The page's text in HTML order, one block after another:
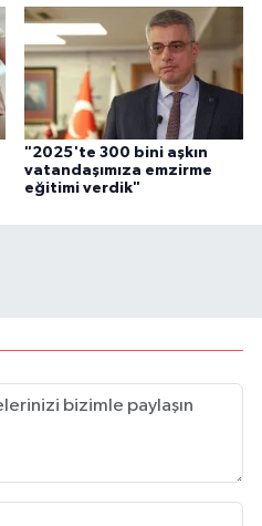
"2025'te 300 bini aşkın
vatandaşımıza emzirme
eğitimi verdik"